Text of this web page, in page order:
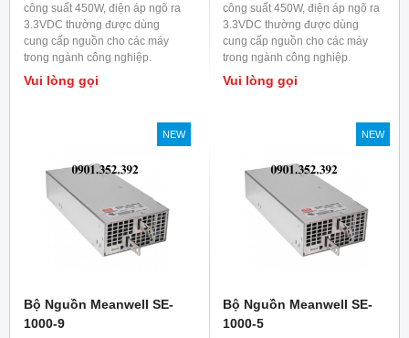
công suất 450W, điện áp ngõ ra
3.3VDC thường được dùng
cung cấp nguồn cho các máy
trong ngành công nghiệp.
Vui lòng gọi
công suất 450W, điện áp ngõ ra
3.3VDC thường được dùng
cung cấp nguồn cho các máy
trong ngành công nghiệp.
Vui lòng gọi
NEW
Bộ Nguồn Meanwell SE-
1000-9
NEW
Bộ Nguồn Meanwell SE-
1000-5